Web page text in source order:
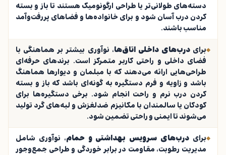
دسته‌های طولانی‌تر یا طراحی ارگونومیک هستند تا باز و بسته
کردن درب آسان شود و برای خانواده‌ها و فضاهای پررفت‌وآمد
مناسب باشند.
برایدرب‌های داخلی اتاق‌ها، نوآوری بیشتر بر هماهنگی با
فضای داخلی و راحتی کاربر متمرکز است. برندهای حرفه‌ای
طراحی‌هایی ارائه می‌دهند که با مبلمان و دیوارها هماهنگ
باشد و زاویه و فرم دستگیره به گونه‌ای باشد که باز و بسته
کردن درب نرم و راحت انجام شود. برخی دستگیره‌ها برای
کودکان یا سالمندان با مکانیزم ضدلغزش و لبه‌های گرد تولید
می‌شوند تا ایمنی و راحتی تضمین شود.
برای درب‌های سرویس بهداشتی و حمام، نوآوری شامل
مدیریت رطوبت، مقاومت در برابر خوردگی و طراحی جمع‌وجور